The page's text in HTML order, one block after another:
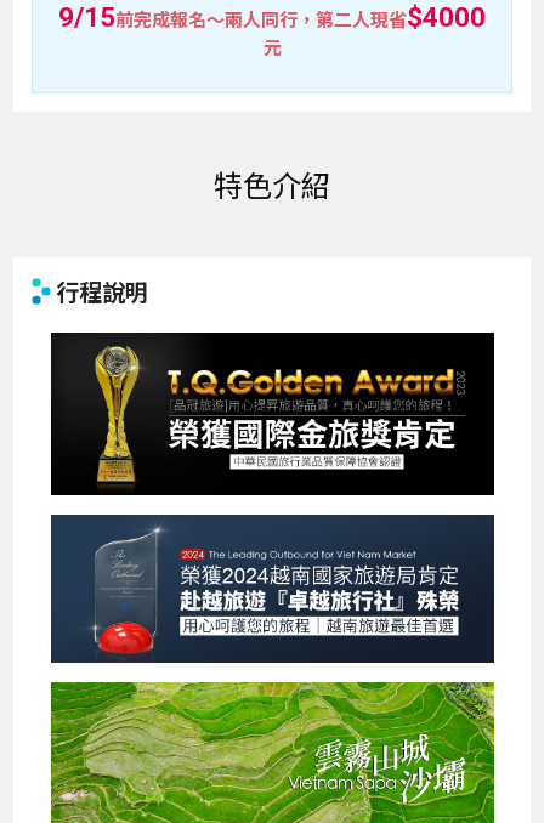
9/15前完成報名～兩人同行，第二人現省$4000
元
特色介紹
行程說明